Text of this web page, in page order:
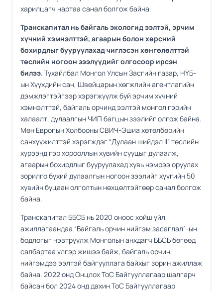
харилцагч нартаа санал болгож байна.
Транскапитал нь байгаль экологид ээлтэй, эрчим
хүчний хэмнэлттэй, агаарын болон хөрсний
бохирдлыг бууруулахад чиглэсэн хөнгөлөлттэй
төслийн ногоон зээлүүдийг олгосоор ирсэн
билээ. Тухайлбал Монгол Улсын Засгийн газар, НҮБ-
ын Хүүхдийн сан, Швейцарын хөгжлийн агентлагийн
дэмжлэгтэйгээр хэрэгжүүлж буй эрчим хүчний
хэмнэлттэй, байгаль орчинд ээлтэй монгол гэрийн
халаалт, дулаалгын ЧИП багцын зээлийг олгож байна.
Мөн Европын Холбооны СВИЧ-Эшиа хөтөлбөрийн
санхүүжилттэй хэрэгждэг “Дулаан шийдэл II” төслийн
хүрээнд гэр хорооллын хувийн сууцыг дулаалж,
агаарын бохирдлыг бууруулахад хувь нэмрээ оруулах
зорилго бүхий дулаалгын ногоон зээлийг хүүгийн 50
хувийн буцаан олголтын нөхцөлтэйгөөр санал болгож
байна.
Транскапитал ББСБ нь 2020 оноос хойш үйл
ажиллагаандаа “Байгаль орчин нийгэм засаглал”-ын
бодлогыг нэвтрүүлж Монголын анхдагч ББСБ бөгөөд
салбартаа үлгэр жишээ байж, байгаль орчин,
нийгэмдээ ээлтэй байгууллага байхыг зорин ажиллаж
байна. 2022 онд Онцлох ТоС Байгууллагаар шалгарч
байсан бол 2024 онд дахин ТоС Байгууллагаар